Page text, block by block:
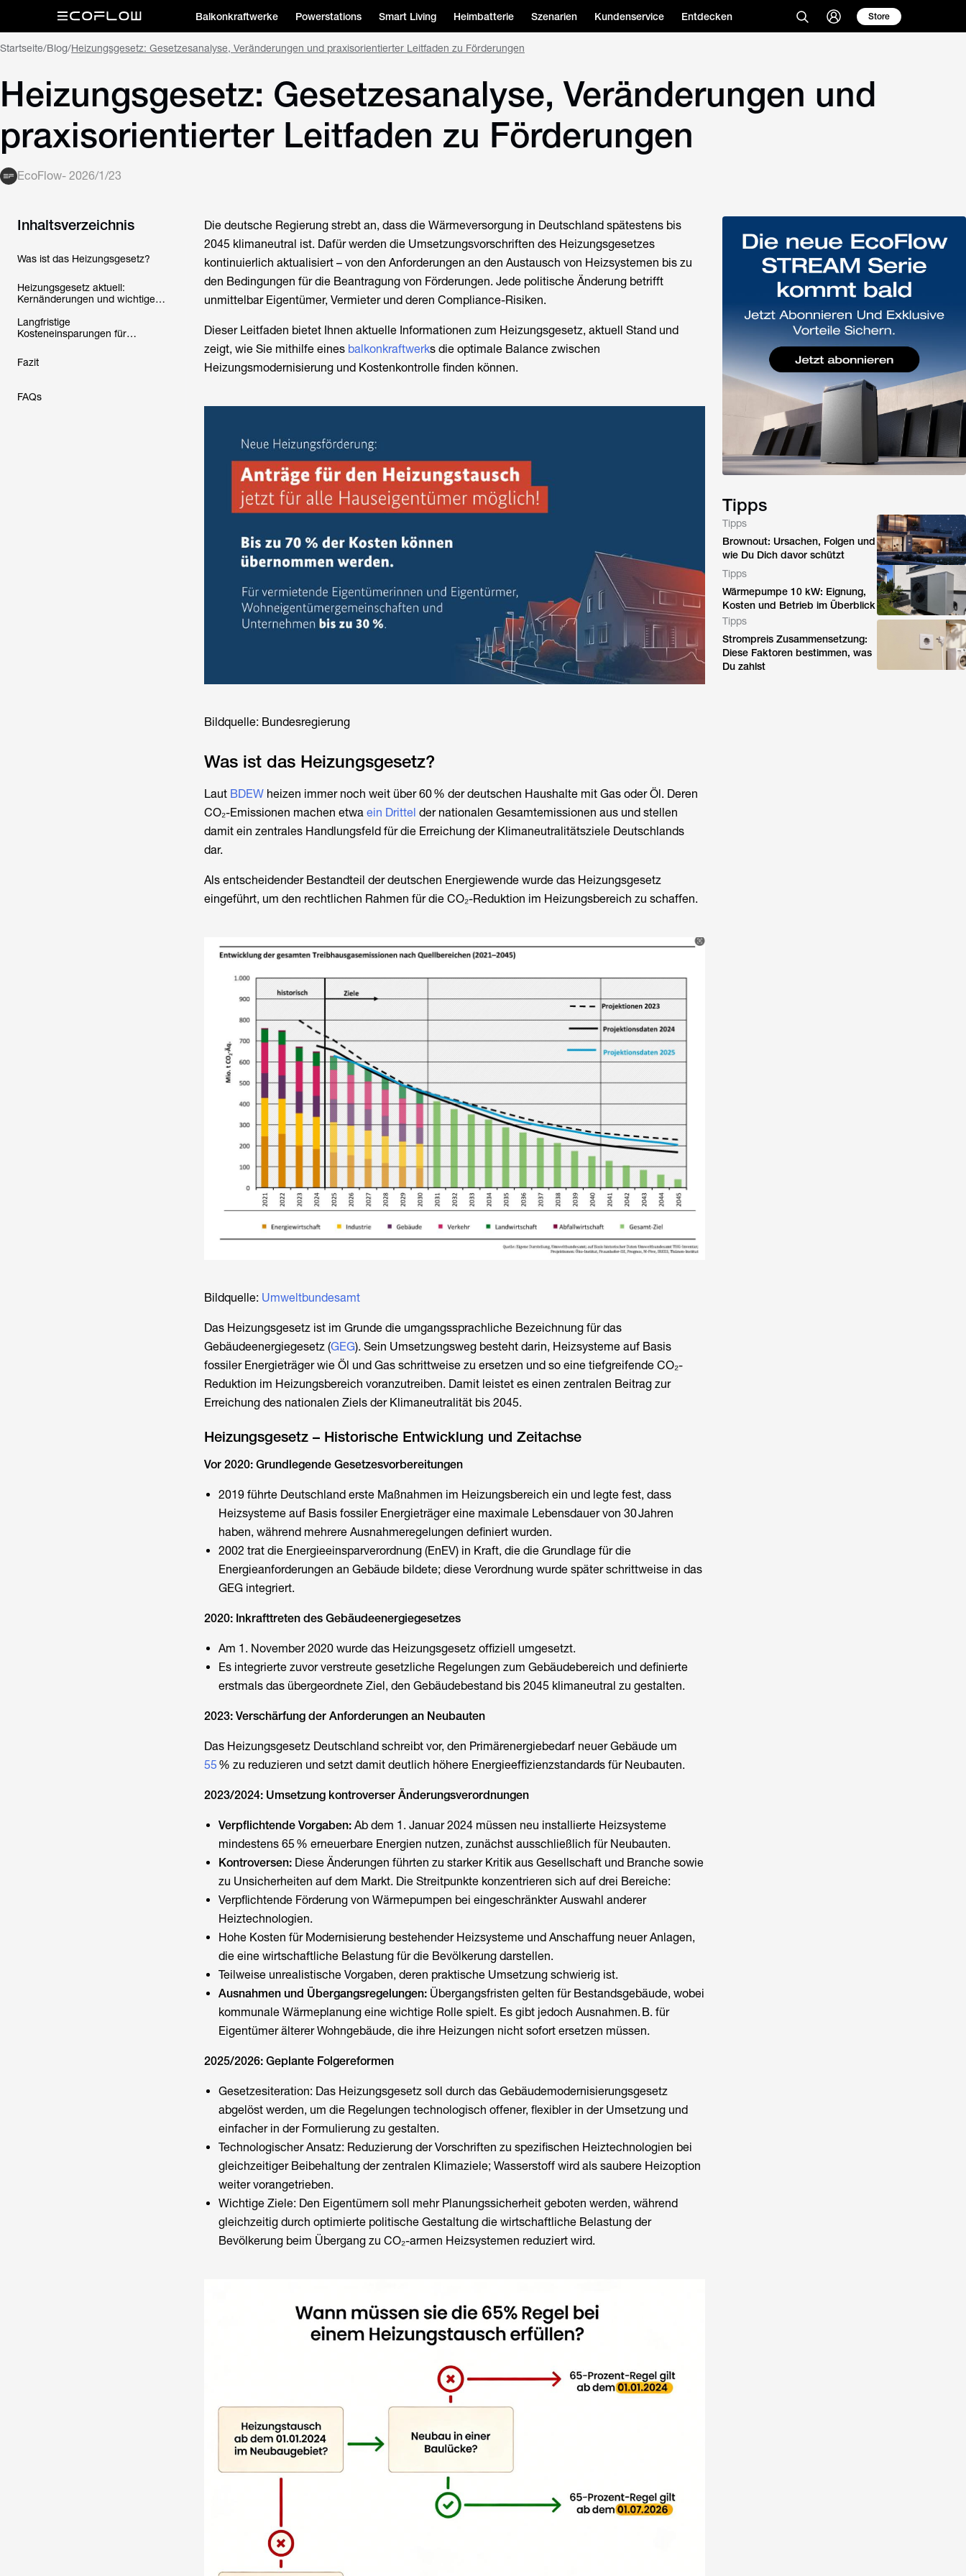
Balkonkraftwerke Powerstations Smart Living Heimbatterie Szenarien Kundenservice Entdecken Store
Startseite/Blog/Heizungsgesetz: Gesetzesanalyse, Veränderungen und praxisorientierter Leitfaden zu Förderungen
Heizungsgesetz: Gesetzesanalyse, Veränderungen und
praxisorientierter Leitfaden zu Förderungen
EcoFlow- 2026/1/23
Inhaltsverzeichnis
Was ist das Heizungsgesetz?
Heizungsgesetz aktuell:
Kernänderungen und wichtige
Langfristige
Kosteneinsparungen für
Leitfaden zur unabhängigen
Energieversorgung
Fazit
FAQs
Die deutsche Regierung strebt an, dass die Wärmeversorgung in Deutschland spätestens bis
2045 klimaneutral ist. Dafür werden die Umsetzungsvorschriften des Heizungsgesetzes
kontinuierlich aktualisiert – von den Anforderungen an den Austausch von Heizsystemen bis zu
den Bedingungen für die Beantragung von Förderungen. Jede politische Änderung betrifft
unmittelbar Eigentümer, Vermieter und deren Compliance-Risiken.
Dieser Leitfaden bietet Ihnen aktuelle Informationen zum Heizungsgesetz, aktuell Standund
zeigt, wie Sie mithilfe eines balkonkraftwerks die optimale Balance zwischen
Heizungsmodernisierung und Kostenkontrolle finden können.
Bildquelle: Bundesregierung
Was ist das Heizungsgesetz?
Laut BDEWheizen immer noch weit über 60 % der deutschen Haushalte mit Gas oder Öl. Deren
CO₂-Emissionen machen etwa ein Drittel der nationalen Gesamtemissionen aus und stellen
damit ein zentrales Handlungsfeld für die Erreichung der Klimaneutralitätsziele Deutschlands
dar.
Als entscheidender Bestandteil der deutschen Energiewende wurde das Heizungsgesetz
eingeführt, um den rechtlichen Rahmen für die CO₂-Reduktion im Heizungsbereich zu schaffen.
Bildquelle: Umweltbundesamt
Das Heizungsgesetzist im Grunde die umgangssprachliche Bezeichnung für das
Gebäudeenergiegesetz (GEG). Sein Umsetzungsweg besteht darin, Heizsysteme auf Basis
fossiler Energieträger wie Öl und Gas schrittweise zu ersetzen und so eine tiefgreifende CO₂-
Reduktion im Heizungsbereich voranzutreiben. Damit leistet es einen zentralen Beitrag zur
Erreichung des nationalen Ziels der Klimaneutralität bis 2045.
Heizungsgesetz – Historische Entwicklung und Zeitachse
Vor 2020: Grundlegende Gesetzesvorbereitungen
2019 führte Deutschland erste Maßnahmen im Heizungsbereich ein und legte fest, dass
Heizsysteme auf Basis fossiler Energieträger eine maximale Lebensdauer von 30 Jahren
haben, während mehrere Ausnahmeregelungen definiert wurden.
2002 trat die Energieeinsparverordnung (EnEV) in Kraft, die die Grundlage für die
Energieanforderungen an Gebäude bildete; diese Verordnung wurde später schrittweise in das
GEG integriert.
2020: Inkrafttreten des Gebäudeenergiegesetzes
Am 1. November 2020 wurde das Heizungsgesetz offiziell umgesetzt.
Es integrierte zuvor verstreute gesetzliche Regelungen zum Gebäudebereich und definierte
erstmals das übergeordnete Ziel, den Gebäudebestand bis 2045 klimaneutral zu gestalten.
2023: Verschärfung der Anforderungen an Neubauten
Das Heizungsgesetz Deutschland schreibt vor, den Primärenergiebedarf neuer Gebäude um
55 % zu reduzieren und setzt damit deutlich höhere Energieeffizienzstandards für Neubauten.
2023/2024: Umsetzung kontroverser Änderungsverordnungen
Verpflichtende Vorgaben:Ab dem 1. Januar 2024 müssen neu installierte Heizsysteme
mindestens 65 % erneuerbare Energien nutzen, zunächst ausschließlich für Neubauten.
Kontroversen: Diese Änderungen führten zu starker Kritik aus Gesellschaft und Branche sowie
zu Unsicherheiten auf dem Markt. Die Streitpunkte konzentrieren sich auf drei Bereiche:
Verpflichtende Förderung von Wärmepumpen bei eingeschränkter Auswahl anderer
Heiztechnologien.
Hohe Kosten für Modernisierung bestehender Heizsysteme und Anschaffung neuer Anlagen,
die eine wirtschaftliche Belastung für die Bevölkerung darstellen.
Teilweise unrealistische Vorgaben, deren praktische Umsetzung schwierig ist.
Ausnahmen und Übergangsregelungen: Übergangsfristen gelten für Bestandsgebäude, wobei
kommunale Wärmeplanung eine wichtige Rolle spielt. Es gibt jedoch Ausnahmen. B. für
Eigentümer älterer Wohngebäude, die ihre Heizungen nicht sofort ersetzen müssen.
2025/2026: Geplante Folgereformen
Gesetzesiteration: Das Heizungsgesetz soll durch das Gebäudemodernisierungsgesetz
abgelöst werden, um die Regelungen technologisch offener, flexibler in der Umsetzung und
einfacher in der Formulierung zu gestalten.
Technologischer Ansatz: Reduzierung der Vorschriften zu spezifischen Heiztechnologien bei
gleichzeitiger Beibehaltung der zentralen Klimaziele; Wasserstoff wird als saubere Heizoption
weiter vorangetrieben.
Wichtige Ziele: Den Eigentümern soll mehr Planungssicherheit geboten werden, während
gleichzeitig durch optimierte politische Gestaltung die wirtschaftliche Belastung der
Bevölkerung beim Übergang zu CO₂-armen Heizsystemen reduziert wird.
Tipps
Tipps
Brownout: Ursachen, Folgen und
wie Du Dich davor schützt
Tipps
Wärmepumpe 10 kW: Eignung,
Kosten und Betrieb im Überblick
Tipps
Strompreis Zusammensetzung:
Diese Faktoren bestimmen, was
Du zahlst